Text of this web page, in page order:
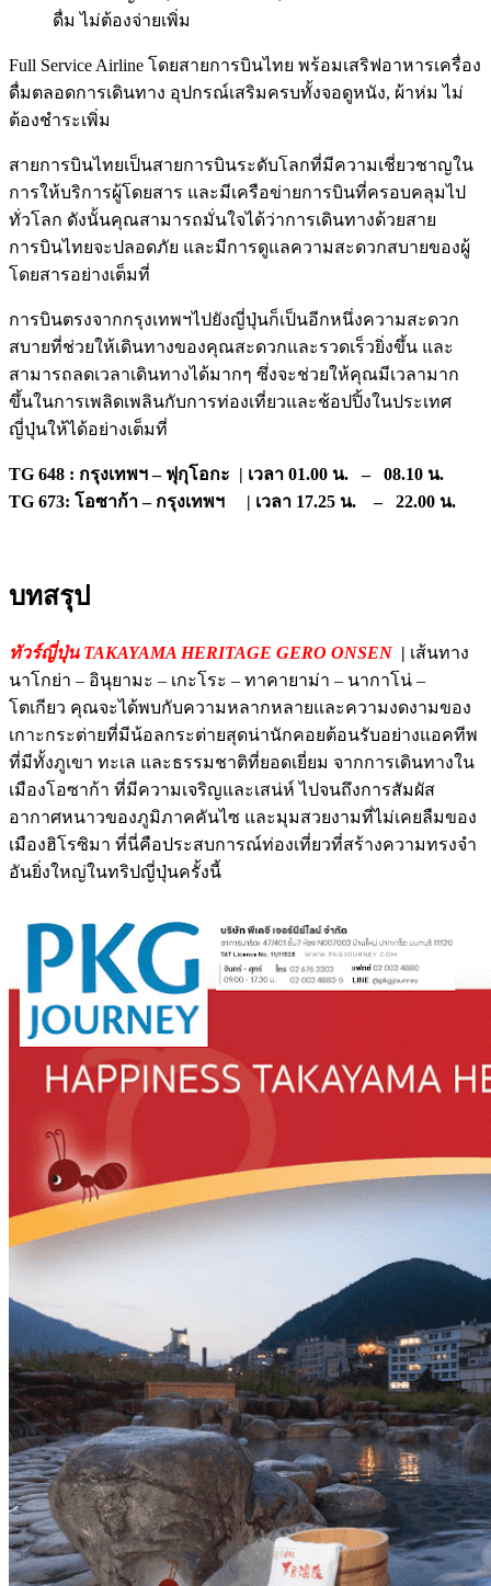
ดื่ม ไม่ต้องจ่ายเพิ่ม
Full Service Airline โดยสายการบินไทย พร้อมเสริฟอาหารเครื่อง
ดื่มตลอดการเดินทาง อุปกรณ์เสริมครบทั้งจอดูหนัง, ผ้าห่ม ไม่
ต้องชำระเพิ่ม
สายการบินไทยเป็นสายการบินระดับโลกที่มีความเชี่ยวชาญใน
การให้บริการผู้โดยสาร และมีเครือข่ายการบินที่ครอบคลุมไป
ทั่วโลก ดังนั้นคุณสามารถมั่นใจได้ว่าการเดินทางด้วยสาย
การบินไทยจะปลอดภัย และมีการดูแลความสะดวกสบายของผู้
โดยสารอย่างเต็มที่
การบินตรงจากกรุงเทพฯไปยังญี่ปุ่นก็เป็นอีกหนึ่งความสะดวก
สบายที่ช่วยให้เดินทางของคุณสะดวกและรวดเร็วยิ่งขึ้น และ
สามารถลดเวลาเดินทางได้มากๆ ซึ่งจะช่วยให้คุณมีเวลามาก
ขึ้นในการเพลิดเพลินกับการท่องเที่ยวและช้อปปิ้งในประเทศ
ญี่ปุ่นให้ได้อย่างเต็มที่
TG 648 : กรุงเทพฯ – ฟุกุโอกะ | เวลา 01.00 น. – 08.10 น.
TG 673: โอซาก้า – กรุงเทพฯ | เวลา 17.25 น. – 22.00 น.
บทสรุป
ทัวร์ญี่ปุ่น TAKAYAMA HERITAGE GERO ONSEN | เส้นทาง
นาโกย่า – อินุยามะ – เกะโระ – ทาคายาม่า – นากาโน่ –
โตเกียว คุณจะได้พบกับความหลากหลายและความงดงามของ
เกาะกระต่ายที่มีน้อลกระต่ายสุดน่านักคอยต้อนรับอย่างแอคทีพ
ที่มีทั้งภูเขา ทะเล และธรรมชาติที่ยอดเยี่ยม จากการเดินทางใน
เมืองโอซาก้า ที่มีความเจริญและเสน่ห์ ไปจนถึงการสัมผัส
อากาศหนาวของภูมิภาคคันไซ และมุมสวยงามที่ไม่เคยลืมของ
เมืองฮิโรซิมา ที่นี่คือประสบการณ์ท่องเที่ยวที่สร้างความทรงจำ
อันยิ่งใหญ่ในทริปญี่ปุ่นครั้งนี้